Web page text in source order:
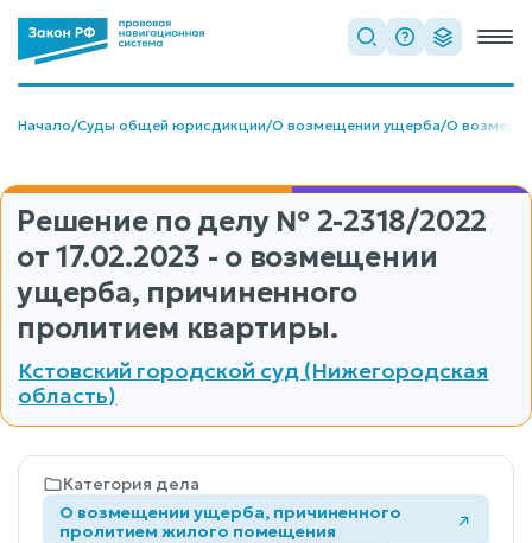
Начало/Суды общей юрисдикции/О возмещении ущерба/О
Решение по делу № 2-2318/2022
от 17.02.2023 - о возмещении
ущерба, причиненного
пролитием квартиры.
Кстовский городской суд (Нижегородская
область)
Категория дела
О возмещении ущерба, причиненного
пролитием жилого помещения